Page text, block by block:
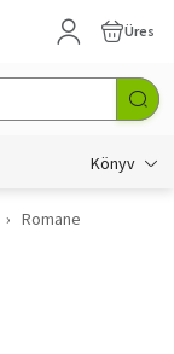
Üres
Könyv
Romane